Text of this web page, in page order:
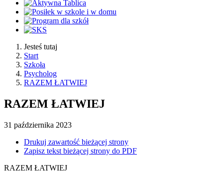
Jesteś tutaj
Start
Szkoła
Psycholog
RAZEM ŁATWIEJ
RAZEM ŁATWIEJ
31 października 2023
Drukuj zawartość bieżącej strony
Zapisz tekst bieżącej strony do PDF
RAZEM ŁATWIEJ